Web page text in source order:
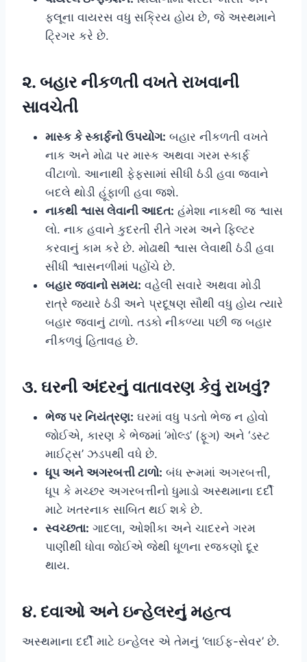
ફ્લૂના વાયરસ વધુ સક્રિય હોય છે, જે અસ્થમાને
ટ્રિગર કરે છે.
૨. બહાર નીકળતી વખતે રાખવાની
સાવચેતી
માસ્ક કે સ્કાર્ફનો ઉપયોગ: બહાર નીકળતી વખતે
નાક અને મોઢા પર માસ્ક અથવા ગરમ સ્કાર્ફ
વીંટાળો. આનાથી ફેફસામાં સીધી ઠંડી હવા જવાને
બદલે થોડી હૂંફાળી હવા જશે.
નાકથી શ્વાસ લેવાની આદત: હંમેશા નાકથી જ શ્વાસ
લો. નાક હવાને કુદરતી રીતે ગરમ અને ફિલ્ટર
કરવાનું કામ કરે છે. મોઢાથી શ્વાસ લેવાથી ઠંડી હવા
સીધી શ્વાસનળીમાં પહોંચે છે.
બહાર જવાનો સમય: વહેલી સવારે અથવા મોડી
રાત્રે જ્યારે ઠંડી અને પ્રદૂષણ સૌથી વધુ હોય ત્યારે
બહાર જવાનું ટાળો. તડકો નીકળ્યા પછી જ બહાર
નીકળવું હિતાવહ છે.
૩. ઘરની અંદરનું વાતાવરણ કેવું રાખવું?
ભેજ પર નિયંત્રણ: ઘરમાં વધુ પડતો ભેજ ન હોવો
જોઈએ, કારણ કે ભેજમાં ‘મોલ્ડ’ (ફૂગ) અને ‘ડસ્ટ
માઈટ્સ’ ઝડપથી વધે છે.
ધૂપ અને અગરબત્તી ટાળો: બંધ રૂમમાં અગરબત્તી,
ધૂપ કે મચ્છર અગરબત્તીનો ધુમાડો અસ્થમાના દર્દી
માટે ખતરનાક સાબિત થઈ શકે છે.
સ્વચ્છતા: ગાદલા, ઓશીકા અને ચાદરને ગરમ
પાણીથી ધોવા જોઈએ જેથી ધૂળના રજકણો દૂર
થાય.
૪. દવાઓ અને ઇન્હેલરનું મહત્વ
અસ્થમાના દર્દી માટે ઇન્હેલર એ તેમનું ‘લાઈફ-સેવર’ છે.